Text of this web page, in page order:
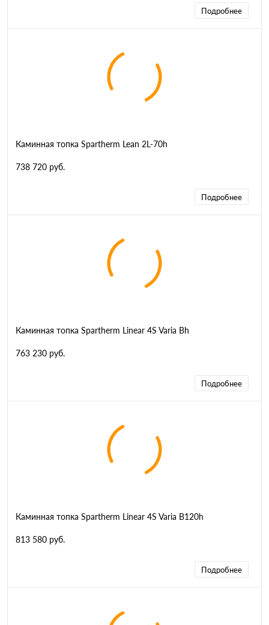
Подробнее
Каминная топка Spartherm Lean 2L-70h
738 720 руб.
Подробнее
Каминная топка Spartherm Linear 4S Varia Bh
763 230 руб.
Подробнее
Каминная топка Spartherm Linear 4S Varia B120h
813 580 руб.
Подробнее